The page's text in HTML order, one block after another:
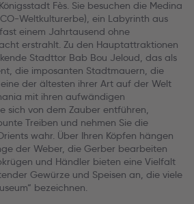
Fès. Sie besuchen die Medina
Weltkulturerbe), ein Labyrinth aus
einem Jahrtausend ohne
erstrahlt. Zu den Hauptattraktionen
Stadttor Bab Bou Jeloud, das als
die imposanten Stadtmauern, die
der ältesten ihrer Art auf der Welt
mit ihren aufwändigen
sich von dem Zauber entführen,
Treiben und nehmen Sie die
wahr. Über Ihren Köpfen hängen
der Weber, die Gerber bearbeiten
und Händler bieten eine Vielfalt
Gewürze und Speisen an, die viele
bezeichnen.